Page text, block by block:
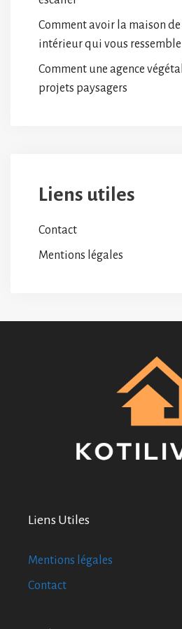
Comment avoir la maison de
intérieur qui vous
Comment une agence
projets paysagers
Liens utiles
Contact
Mentions légales
Liens Utiles
Mentions légales
Contact